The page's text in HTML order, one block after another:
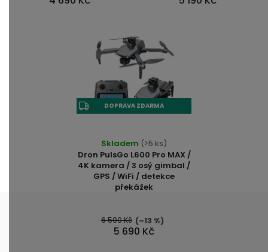
DOPRAVA ZDARMA
Dron PulsGo L600 Pro MAX /
4K kamera / 3 osý gimbal /
GPS / WiFi / detekce
překážek
Skladem (>5 ks)
5 690 Kč
6 590 Kč (–13 %)